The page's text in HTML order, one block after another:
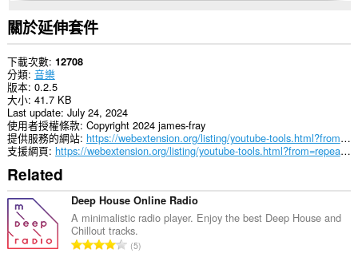
關於延伸套件
下載次數 12708
分類 音樂
版本 0.2.5
大小 41.7 KB
Last update July 24, 2024
使用者授權條款 Copyright 2024 james-fray
提供服務的網站
https://webextension.org/listing/youtube-tools.html?from=repeat-button
支援網頁
https://webextension.org/listing/youtube-tools.html?from=repeat-button
Related
Deep House Online Radio
A minimalistic radio player. Enjoy the best Deep House and
Chillout tracks.
評
5